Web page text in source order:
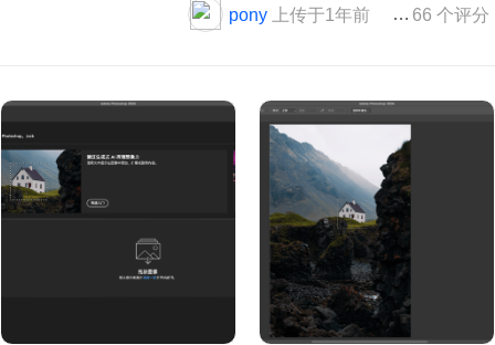
pony 上传于1年前 版本 25.9.1
66 个评分